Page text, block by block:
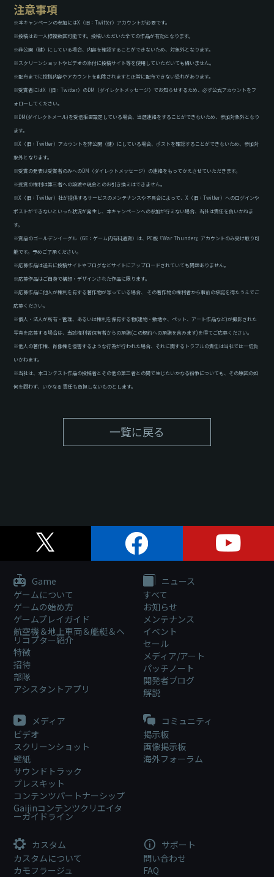
注意事項
※本キャンペーンの参加にはX（旧：Twitter）アカウントが必要です。
※投稿はお一人様複数回可能です。投稿いただいた全ての作品が有効となります。
※非公開（鍵）にしている場合、内容を確認することができないため、対象外となります。
※スクリーンショットやビデオの添付に投稿サイト等を使用していただいても構いません。
※配布までに投稿内容やアカウントを削除されますと正常に配布できない恐れがあります。
※受賞者にはX（旧：Twitter）のDM（ダイレクトメッセージ）でお知らせするため、必ず公式アカウントをフ
ォローしてください。
※DM(ダイレクトメール)を受信拒否設定している場合、当選連絡をすることができないため、参加対象外となり
ます。
※X（旧：Twitter）アカウントを非公開（鍵）にしている場合、ポストを確認することができないため、参加対
象外となります。
※受賞の発表は受賞者のみへのDM（ダイレクトメッセージ）の連絡をもってかえさせていただきます。
※受賞の権利は第三者への譲渡や現金とのお引き換えはできません。
※X（旧：Twitter）社が提供するサービスのメンテナンスや不具合によって、X（旧：Twitter）へのログインや
ポストができないといった状況が発生し、本キャンペーンへの参加が行えない場合、当社は責任を負いかねま
す。
※賞品のゴールデンイーグル（GE：ゲーム内有料通貨）は、PC版『War Thunder』アカウントのみ受け取り可
能です。予めご了承ください。
※応募作品は過去に投稿サイトやブログなどサイトにアップロードされていても問題ありません。
※応募作品はご自身で構想・デザインされた作品に限ります。
※応募作品に他人が権利を有する著作物が写っている場合、 その著作物の権利者から事前の承諾を得たうえでご
応募ください。
※個人・法人が所有・管理、あるいは権利を保有する物(建物・敷地や、ペット、アート作品など)が撮影された
写真を応募する場合は、当該権利者保有者からの承諾(この規約への承諾を含みます)を得てご応募ください。
※他人の著作権、肖像権を侵害するような行為が行われた場合、それに関するトラブルの責任は当社では一切負
いかねます。
※当社は、本コンテスト作品の投稿者とその他の第三者との間で生じたいかなる紛争についても、その原因の如
何を問わず、いかなる 責任も負担しないものとします。
一覧に戻る
Game
ゲームについて
ゲームの始め方
ゲームプレイガイド
航空機＆地上車両＆艦艇＆ヘ
リコプター紹介
特徴
招待
部隊
アシスタントアプリ
ニュース
すべて
お知らせ
メンテナンス
イベント
セール
メディア/アート
パッチノート
開発者ブログ
解説
メディア
ビデオ
スクリーンショット
壁紙
サウンドトラック
プレスキット
コンテンツパートナーシップ
Gaijinコンテンツクリエイタ
ーガイドライン
コミュニティ
掲示板
画像掲示板
海外フォーラム
カスタム
カスタムについて
カモフラージュ
サポート
問い合わせ
FAQ